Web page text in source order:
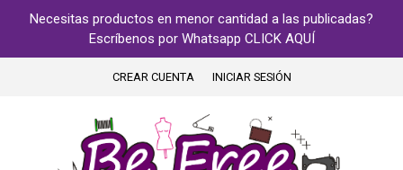
Necesitas productos en menor cantidad a las publicadas?
Escríbenos por Whatsapp CLICK AQUÍ
CREAR CUENTA INICIAR SESIÓN